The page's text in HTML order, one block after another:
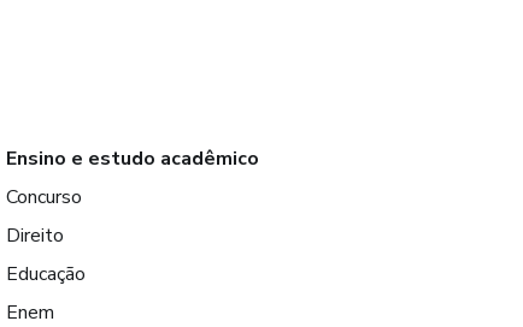
Ensino e estudo acadêmico
Concurso
Direito
Educação
Enem